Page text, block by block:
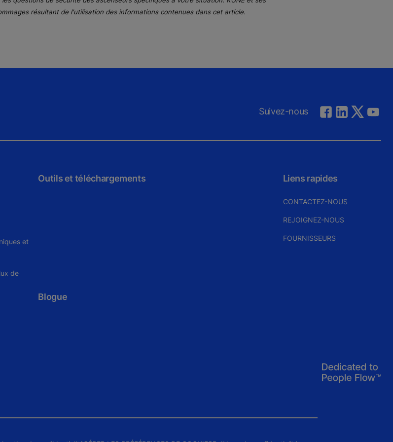
résultant de l'utilisation des informations contenues dans cet article.
Suivez-nous
et
de
Outils et téléchargements
Blogue
Liens rapides
CONTACTEZ-NOUS
REJOIGNEZ-NOUS
FOURNISSEURS